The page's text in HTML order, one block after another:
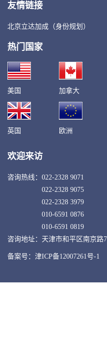
友情链接
北京立达加成（身份规划）
热门国家
美国 加拿大
英国 欧洲
欢迎来访
咨询热线： 022-2328 9071
022-2328 9075
022-2328 3979
010-6591 0876
010-6591 0819
咨询地址：天津市和平区南京路
备案号：津ICP备12007261号-1